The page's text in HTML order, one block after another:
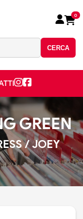
CERCA
0
GREEN
/ JOEY